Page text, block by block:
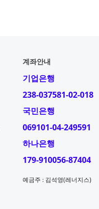
계좌안내
기업은행
238-037581-02-018
국민은행
069101-04-249591
하나은행
179-910056-87404
예금주 : 김석영(레너지스)